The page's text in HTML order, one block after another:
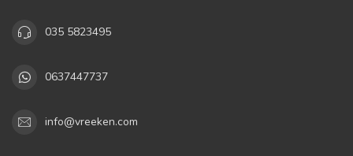
035 5823495
0637447737
info@vreeken.com